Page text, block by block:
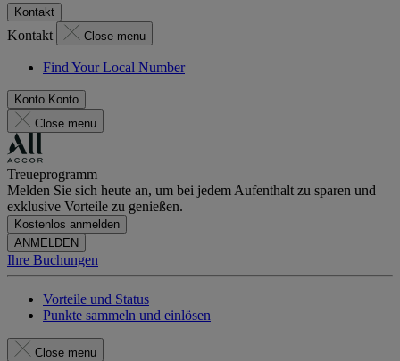
Kontakt
Kontakt Close menu
Find Your Local Number
Konto Konto
Close menu
Treueprogramm
Melden Sie sich heute an, um bei jedem Aufenthalt zu sparen und
exklusive Vorteile zu genießen.
Kostenlos anmelden
ANMELDEN
Ihre Buchungen
Vorteile und Status
Punkte sammeln und einlösen
Close menu